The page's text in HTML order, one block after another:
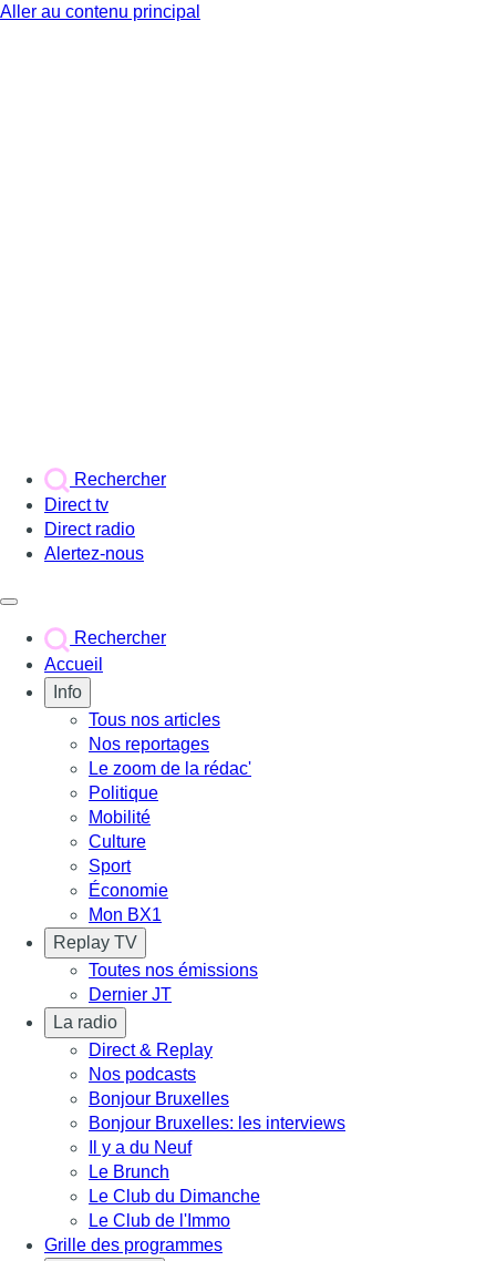
Aller au contenu principal
Rechercher
Direct tv
Direct radio
Alertez-nous
Rechercher
Accueil
Info
Tous nos articles
Nos reportages
Le zoom de la rédac'
Politique
Mobilité
Culture
Sport
Économie
Mon BX1
Replay TV
Toutes nos émissions
Dernier JT
La radio
Direct & Replay
Nos podcasts
Bonjour Bruxelles
Bonjour Bruxelles: les interviews
Il y a du Neuf
Le Brunch
Le Club du Dimanche
Le Club de l'Immo
Grille des programmes